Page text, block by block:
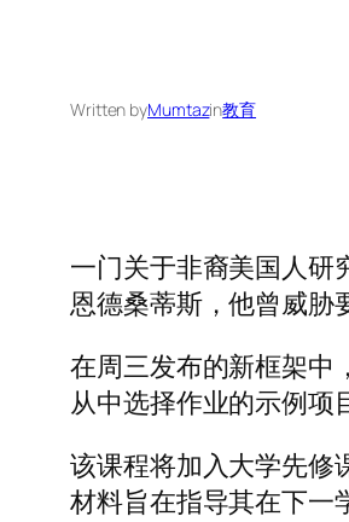
Written byMumtazin教育
一门关于非裔美国人研
恩德桑蒂斯，他曾威胁
在周三发布的新框架中
从中选择作业的示例项
该课程将加入大学先修
材料旨在指导其在下一